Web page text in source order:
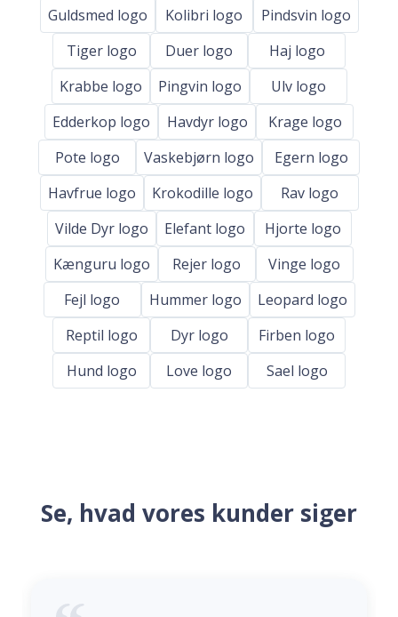
Guldsmed logo
Kolibri logo
Pindsvin logo
Tiger logo
Duer logo
Haj logo
Krabbe logo
Pingvin logo
Ulv logo
Edderkop logo
Havdyr logo
Krage logo
Pote logo
Vaskebjørn logo
Egern logo
Havfrue logo
Krokodille logo
Rav logo
Vilde Dyr logo
Elefant logo
Hjorte logo
Kænguru logo
Rejer logo
Vinge logo
Fejl logo
Hummer logo
Leopard logo
Reptil logo
Dyr logo
Firben logo
Hund logo
Love logo Sael logo
Se, hvad vores kunder siger